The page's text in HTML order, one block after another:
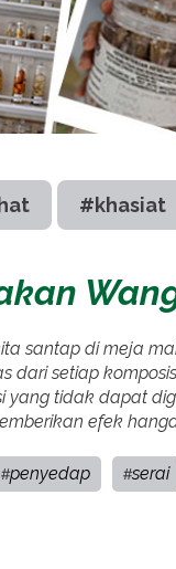
#khasiat
santap di meja
setiap
yang tidak dapat
efek
#penyedap #serai